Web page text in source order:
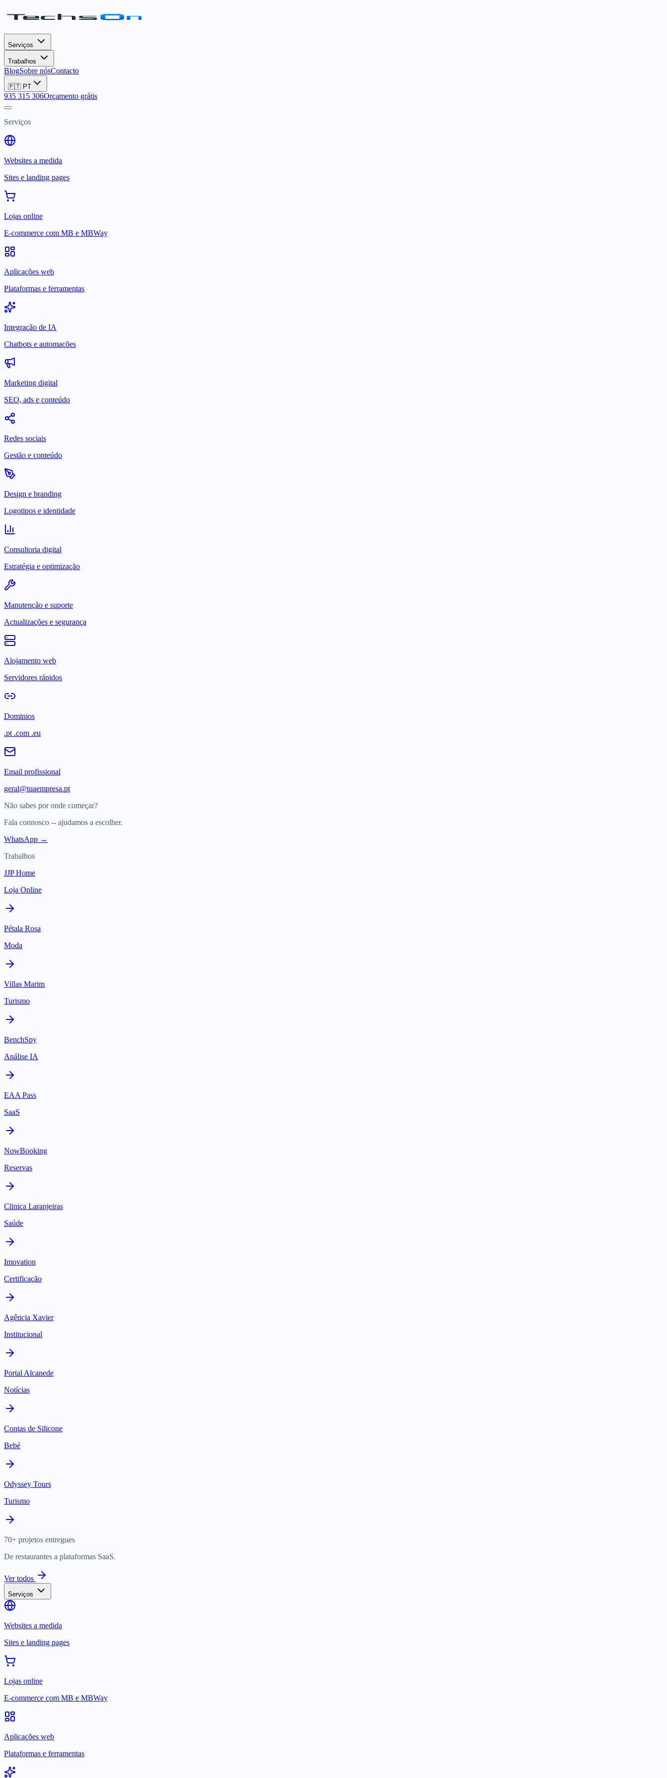
Serviços
Trabalhos
BlogSobre nósContacto
🇵🇹 PT
935 315 306Orçamento grátis
Serviços
Websites a medida
Sites e landing pages
Lojas online
E-commerce com MB e MBWay
Aplicações web
Plataformas e ferramentas
Integração de IA
Chatbots e automações
Marketing digital
SEO, ads e conteúdo
Redes sociais
Gestão e conteúdo
Design e branding
Logotipos e identidade
Consultoria digital
Estratégia e optimização
Manutenção e suporte
Actualizações e segurança
Alojamento web
Servidores rápidos
Dominios
.pt .com .eu
Email profissional
geral@tuaempresa.pt
Não sabes por onde começar?
Fala connosco -- ajudamos a escolher.
WhatsApp →
Trabalhos
JJP Home
Loja Online
Pétala Rosa
Moda
Villas Marim
Turismo
BenchSpy
Análise IA
EAA Pass
SaaS
NowBooking
Reservas
Clinica Laranjeiras
Saúde
Imovation
Certificação
Agência Xavier
Institucional
Portal Alcanede
Notícias
Contas de Silicone
Bebé
Odyssey Tours
Turismo
70+ projetos entregues
De restaurantes a plataformas SaaS.
Ver todos
Serviços
Websites a medida
Sites e landing pages
Lojas online
E-commerce com MB e MBWay
Aplicações web
Plataformas e ferramentas